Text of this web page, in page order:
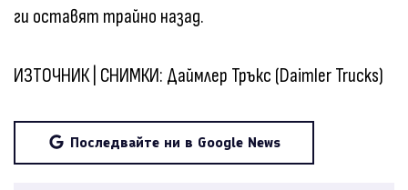
ги оставят трайно назад.
ИЗТОЧНИК | СНИМКИ: Даймлер Тръкс (Daimler Trucks)
Последвайте ни в Google News